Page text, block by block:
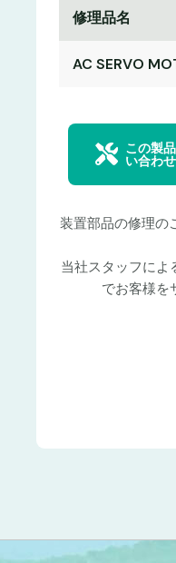
修理品名
AC SERVO
この製
い合わせ
装置部品の修理の
当社スタッフによ
でお客様を